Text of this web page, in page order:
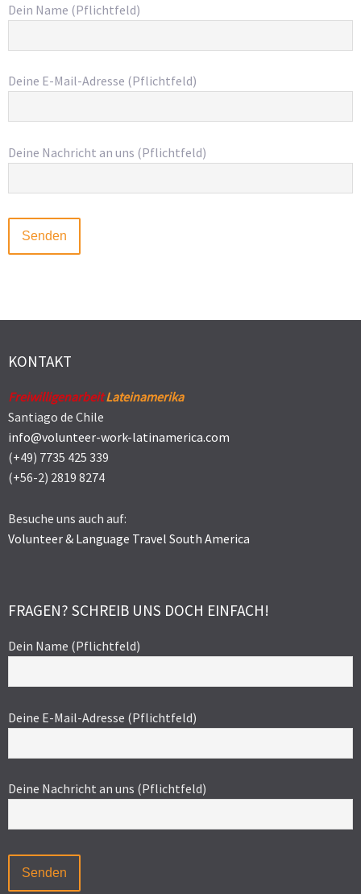
Dein Name (Pflichtfeld)
Deine E-Mail-Adresse (Pflichtfeld)
Deine Nachricht an uns (Pflichtfeld)
KONTAKT
FreiwilligenarbeitLateinamerika
Santiago de Chile
info@volunteer-work-latinamerica.com
(+49) 7735 425 339
(+56-2) 2819 8274
Besuche uns auch auf:
Volunteer & Language Travel South America
FRAGEN? SCHREIB UNS DOCH EINFACH!
Dein Name (Pflichtfeld)
Deine E-Mail-Adresse (Pflichtfeld)
Deine Nachricht an uns (Pflichtfeld)